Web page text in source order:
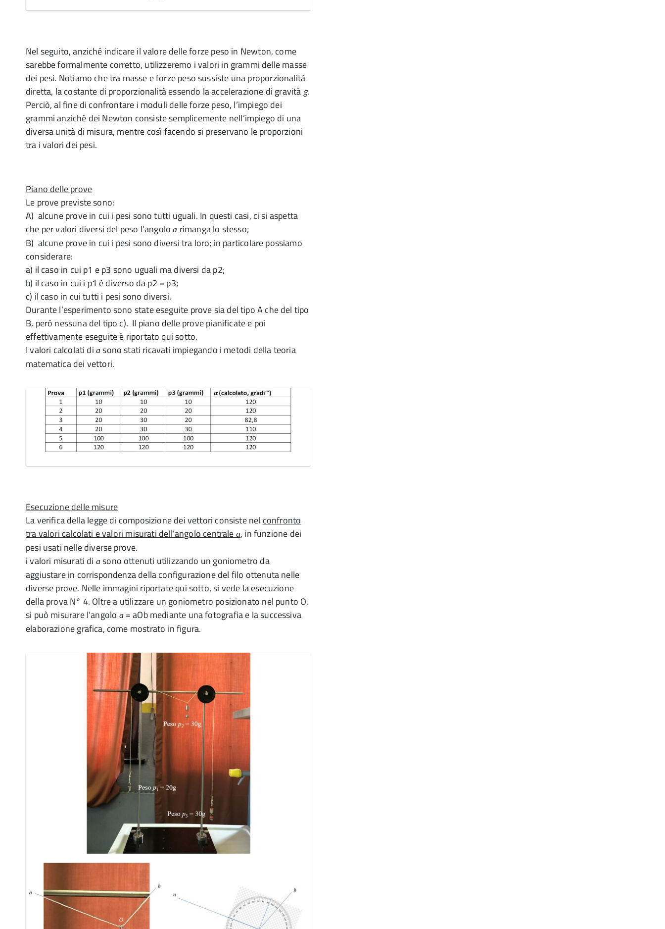
Nel seguito, anziché indicare il valore delle forze peso in Newton, come
sarebbe formalmente corretto, utilizzeremo i valori in grammi delle masse
dei pesi. Notiamo che tra masse e forze peso sussiste una proporzionalità
diretta, la costante di proporzionalità essendo la accelerazione di gravitàg.
Perciò, al fine di confrontare i moduli delle forze peso, l’impiego dei
grammi anziché dei Newton consiste semplicemente nell’impiego di una
diversa unità di misura, mentre così facendo si preservano le proporzioni
tra i valori dei pesi.
Piano delle prove
Le prove previste sono:
A) alcune prove in cui i pesi sono tutti uguali. In questi casi, ci si aspetta
che per valori diversi del peso l’angoloa rimanga lo stesso;
B) alcune prove in cui i pesi sono diversi tra loro; in particolare possiamo
considerare:
a) il caso in cui p1 e p3 sono uguali ma diversi da p2;
b) il caso in cui i p1 è diverso da p2 = p3;
c) il caso in cui tutti i pesi sono diversi.
Durante l’esperimento sono state eseguite prove sia del tipo A che del tipo
B, però nessuna del tipo c). Il piano delle prove pianificate e poi
effettivamente eseguite è riportato qui sotto.
I valori calcolati di a sono stati ricavati impiegando i metodi della teoria
matematica dei vettori.
Esecuzione delle misure
La verifica della legge di composizione dei vettori consiste nel confronto
tra valori calcolati e valori misurati dell’angolo centrale a, in funzione dei
pesi usati nelle diverse prove.
i valori misurati di asono ottenuti utilizzando un goniometro da
aggiustare in corrispondenza della configurazione del filo ottenuta nelle
diverse prove. Nelle immagini riportate qui sotto, si vede la esecuzione
della prova N° 4. Oltre a utilizzare un goniometro posizionato nel punto O,
si può misurare l’angolo a= aOb mediante una fotografia e la successiva
elaborazione grafica, come mostrato in figura.